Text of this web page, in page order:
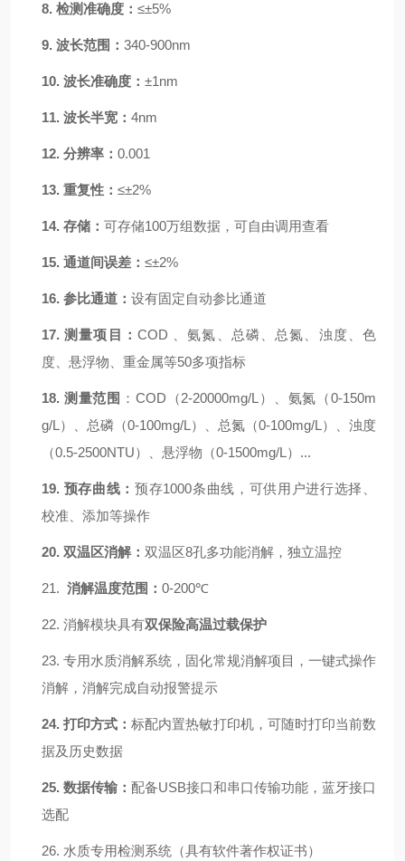
8. 检测准确度： ≤±5%
9. 波长范围： 340-900nm
10. 波长准确度： ±1nm
11. 波长半宽： 4nm
12. 分辨率： 0.001
13. 重复性： ≤±2%
14. 存储： 可存储100万组数据，可自由调用查看
15. 通道间误差： ≤±2%
16. 参比通道： 设有固定自动参比通道
17.测量项目： COD 、氨氮、总磷、总氮、浊度、色
度、 悬浮物、 重金属等50多项指标
18. 测量范围 ： COD（2-20000mg/L）、氨氮（0-150m
g/L）、总磷（0-100mg/L）、总氮（0-100mg/L）、浊度
（0.5-2500NTU）、 悬浮物（0-1500mg/L）...
19. 预存曲线：预存1000条曲线，可供用户进行选择、
校准、添加等操作
20. 双温区消解： 双温区8孔多功能消解 ， 独立温控
21. 消解温度范围： 0-200℃
22. 消解模块具有双保险高温过载保护
23.专用水质消解系统，固化常规消解项目，一键式操作
消解，消解完成自动报警提示
24.打印方式：标配内置热敏打印机， 可随时打印当前数
据及历史数据
25. 数据传输： 配备USB接口和串口传输功能，蓝牙接口
选配
26. 水质专用检测系统（具有软件著作权证书）